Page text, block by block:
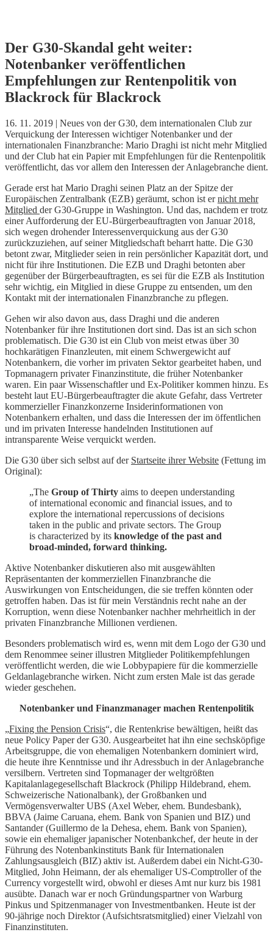
Skip
to
content
Der G30-Skandal geht weiter:
Notenbanker veröffentlichen
Empfehlungen zur Rentenpolitik von
Blackrock für Blackrock
16. 11. 2019 | Neues von der G30, dem internationalen Club zur
Verquickung der Interessen wichtiger Notenbanker und der
internationalen Finanzbranche: Mario Draghi ist nicht mehr Mitglied
und der Club hat ein Papier mit Empfehlungen für die Rentenpolitik
veröffentlicht, das vor allem den Interessen der Anlagebranche dient.
Gerade erst hat Mario Draghi seinen Platz an der Spitze der
Europäischen Zentralbank (EZB) geräumt, schon ist ernicht mehr
Mitglied der G30-Gruppe in Washington. Und das, nachdem er trotz
einer Aufforderung der EU-Bürgerbeauftragten von Januar 2018,
sich wegen drohender Interessenverquickung aus der G30
zurückzuziehen, auf seiner Mitgliedschaft beharrt hatte. Die G30
betont zwar, Mitglieder seien in rein persönlicher Kapazität dort, und
nicht für ihre Institutionen. Die EZB und Draghi betonten aber
gegenüber der Bürgerbeauftragten, es sei für die EZB als Institution
sehr wichtig, ein Mitglied in diese Gruppe zu entsenden, um den
Kontakt mit der internationalen Finanzbranche zu pflegen.
Gehen wir also davon aus, dass Draghi und die anderen
Notenbanker für ihre Institutionen dort sind. Das ist an sich schon
problematisch. Die G30 ist ein Club von meist etwas über 30
hochkarätigen Finanzleuten, mit einem Schwergewicht auf
Notenbankern, die vorher im privaten Sektor gearbeitet haben, und
Topmanagern privater Finanzinstitute, die früher Notenbanker
waren. Ein paar Wissenschaftler und Ex-Politiker kommen hinzu. Es
besteht laut EU-Bürgerbeauftragter die akute Gefahr, dass Vertreter
kommerzieller Finanzkonzerne Insiderinformationen von
Notenbankern erhalten, und dass die Interessen der im öffentlichen
und im privaten Interesse handelnden Institutionen auf
intransparente Weise verquickt werden.
Die G30 über sich selbst auf der Startseite ihrer Website (Fettung im
Original):
„The Group of Thirty aims to deepen understanding
of international economic and financial issues, and to
explore the international repercussions of decisions
taken in the public and private sectors. The Group
is characterized by its knowledge of the past and
broad-minded, forward thinking.
Aktive Notenbanker diskutieren also mit ausgewählten
Repräsentanten der kommerziellen Finanzbranche die
Auswirkungen von Entscheidungen, die sie treffen könnten oder
getroffen haben. Das ist für mein Verständnis recht nahe an der
Korruption, wenn diese Notenbanker nachher mehrheitlich in der
privaten Finanzbranche Millionen verdienen.
Besonders problematisch wird es, wenn mit dem Logo der G30 und
dem Renommee seiner illustren Mitglieder Politikempfehlungen
veröffentlicht werden, die wie Lobbypapiere für die kommerzielle
Geldanlagebranche wirken. Nicht zum ersten Male ist das gerade
wieder geschehen.
Notenbanker und Finanzmanager machen Rentenpolitik
„Fixing the Pension Crisis“, die Rentenkrise bewältigen, heißt das
neue Policy Paper der G30. Ausgearbeitet hat ihn eine sechsköpfige
Arbeitsgruppe, die von ehemaligen Notenbankern dominiert wird,
die heute ihre Kenntnisse und ihr Adressbuch in der Anlagebranche
versilbern. Vertreten sind Topmanager der weltgrößten
Kapitalanlagegesellschaft Blackrock (Philipp Hildebrand, ehem.
Schweizerische Nationalbank), der Großbanken und
Vermögensverwalter UBS (Axel Weber, ehem. Bundesbank),
BBVA (Jaime Caruana, ehem. Bank von Spanien und BIZ) und
Santander (Guillermo de la Dehesa, ehem. Bank von Spanien),
sowie ein ehemaliger japanischer Notenbankchef, der heute in der
Führung des Notenbankinstituts Bank für Internationalen
Zahlungsausgleich (BIZ) aktiv ist. Außerdem dabei ein Nicht-G30-
Mitglied, John Heimann, der als ehemaliger US-Comptroller of the
Currency vorgestellt wird, obwohl er dieses Amt nur kurz bis 1981
ausübte. Danach war er noch Gründungspartner von Warburg
Pinkus und Spitzenmanager von Investmentbanken. Heute ist der
90-jährige noch Direktor (Aufsichtsratsmitglied) einer Vielzahl von
Finanzinstituten.